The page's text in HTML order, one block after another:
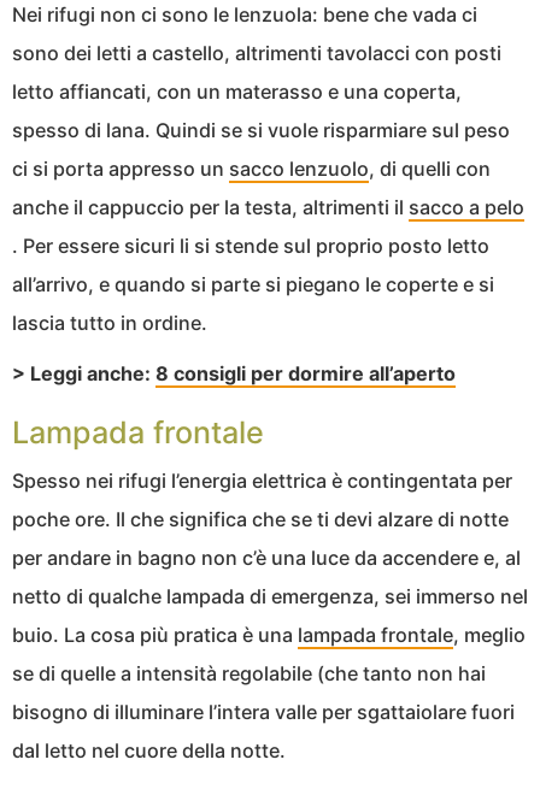
Nei rifugi non ci sono le lenzuola: bene che vada ci
sono dei letti a castello, altrimenti tavolacci con posti
letto affiancati, con un materasso e una coperta,
spesso di lana. Quindi se si vuole risparmiare sul peso
ci si porta appresso un sacco lenzuolo, di quelli con
anche il cappuccio per la testa, altrimenti il sacco a pelo
. Per essere sicuri li si stende sul proprio posto letto
all’arrivo, e quando si parte si piegano le coperte e si
lascia tutto in ordine.
> Leggi anche: 8 consigli per dormire all’aperto
Lampada frontale
Spesso nei rifugi l’energia elettrica è contingentata per
poche ore. Il che significa che se ti devi alzare di notte
per andare in bagno non c’è una luce da accendere e, al
netto di qualche lampada di emergenza, sei immerso nel
buio. La cosa più pratica è una lampada frontale, meglio
se di quelle a intensità regolabile (che tanto non hai
bisogno di illuminare l’intera valle per sgattaiolare fuori
dal letto nel cuore della notte.